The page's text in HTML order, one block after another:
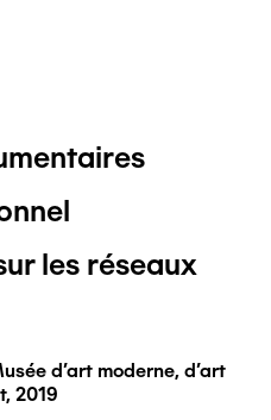
les réseaux
d'art moderne, d'art
2019